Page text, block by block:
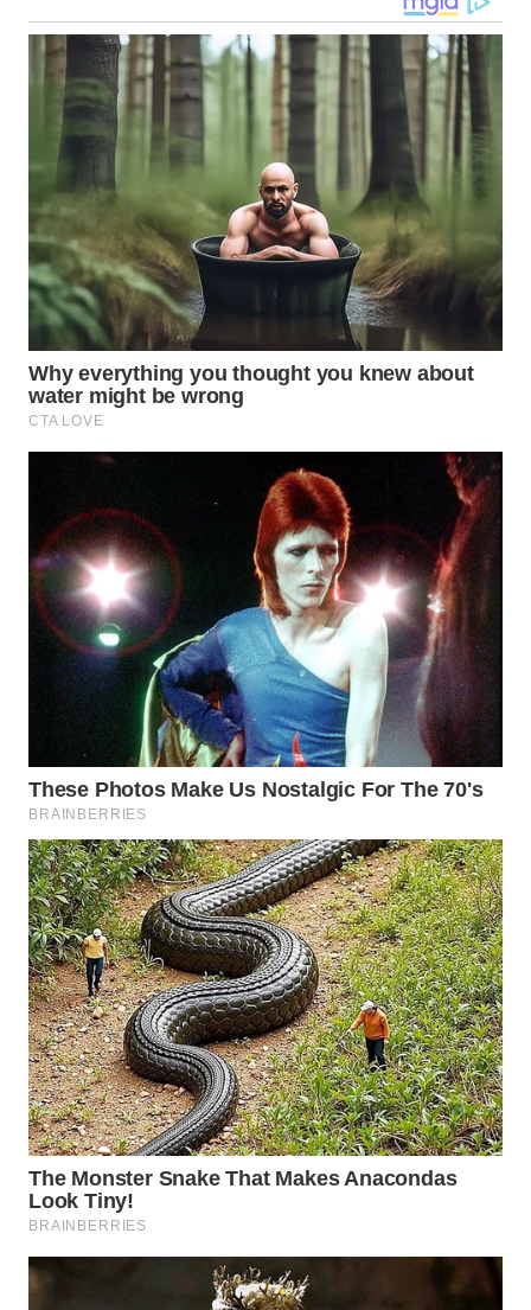
WN
KEPULAUAN
SERIBU
TANGERANG
WN
BINJAI
WN
CIREBON
WN
INDRAMAYU
WN
KUNINGAN
WN
MAJALENGKA
WN
SUBANG
WN
SUKABUMI
WN
PURWAKARTA
WN
PRIANGAN
TIMUR
WN
SEMARANG
WN
SOLO